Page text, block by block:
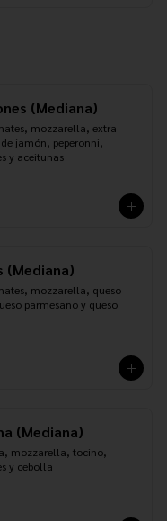
(Mediana)
mozzarella, extra
jamón, peperonni,
y aceitunas
(Mediana)
mozzarella, queso
parmesano y queso
(Mediana)
mozzarella, tocino,
y cebolla